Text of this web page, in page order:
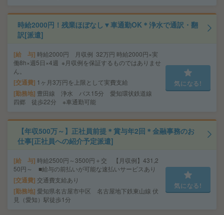
時給2000円！残業ほぼなし▼車通勤OK＊浄水で通訳・翻
訳[派遣]
給 与 時給2000円 月収例 32万円 時給2000円×実
働8h×週5日×4週 ※月収例を保証するものではありませ
ん。
交通費 1ヶ月3万円を上限として実費支給
勤務地 豊田線 浄水 バス15分 愛知環状鉄道線
四郷 徒歩22分 ※車通勤可能
気になる!
【年収500万～】正社員前提＊賞与年2回＊金融事務のお
仕事[正社員への紹介予定派遣]
給 与 時給2500円～3500円＋交 【月収例】431,2
50円～ ■給与の前払いが可能な速払いサービスあり
交通費 交通費支給あり
勤務地 愛知県名古屋市中区 名古屋地下鉄東山線 伏
見（愛知）駅徒歩1分
気になる!